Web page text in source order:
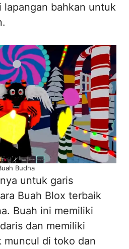
lapangan bahkan untuk
Budha
untuk garis
Buah Blox terbaik
Buah ini memiliki
dan memiliki
muncul di toko dan